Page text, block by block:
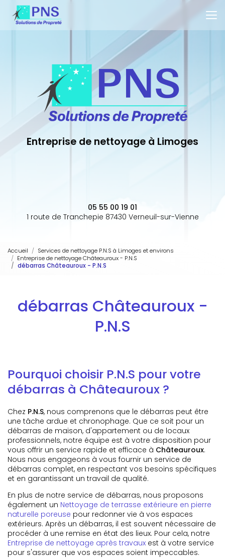
contenu
principal
Entreprise de nettoyage à Limoges
05 55 00 19 01
1 route de Tranchepie 87430 Verneuil-sur-Vienne
Accueil
Services de nettoyage P.N.S à Limoges et environs
Entreprise de nettoyage Châteauroux - P.N.S
débarras Châteauroux - P.N.S
débarras Châteauroux -
P.N.S
Pourquoi choisir P.N.S pour votre
débarras à Châteauroux ?
Chez P.N.S, nous comprenons que le débarras peut être
une tâche ardue et chronophage. Que ce soit pour un
débarras de maison, d'appartement ou de locaux
professionnels, notre équipe est à votre disposition pour
vous offrir un service rapide et efficace à Châteauroux.
Nous nous engageons à vous fournir un service de
débarras complet, en respectant vos besoins spécifiques
et en garantissant un travail de qualité.
En plus de notre service de débarras, nous proposons
également un Nettoyage de terrasse extérieure en pierre
naturelle poreuse pour redonner vie à vos espaces
extérieurs. Après un débarras, il est souvent nécessaire de
procéder à une remise en état des lieux. Pour cela, notre
Entreprise de nettoyage après travaux est à votre service
pour s'assurer que vos espaces soient impeccables.